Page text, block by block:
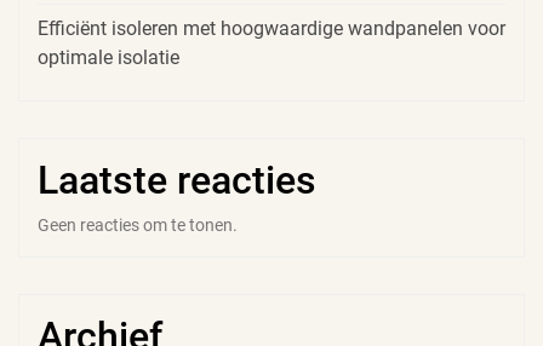
Efficiënt isoleren met hoogwaardige wandpanelen voor
optimale isolatie
Laatste reacties
Geen reacties om te tonen.
Archief